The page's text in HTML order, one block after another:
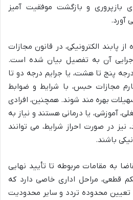
بازپروری و بازگشت موفقیت آمیز
آورد.
پابند الکترونیکی، در قانون مجازات
آن به تفصیل بیان شده است.
پنج تا هشت، یا جرایم درجه دو تا
مجازات حبس، با شرایط و ضوابط
بهره مند شوند. همچنین، افرادی
آموزشی، یا درمانی هستند و نیاز به
نیز در صورت احراز شرایط، می توانند
باشند.
به مقامات مربوطه تا تأیید نهایی
قطعی، مراحل اداری خاصی دارد که
تعیین محدوده تردد و سایر محدودیت